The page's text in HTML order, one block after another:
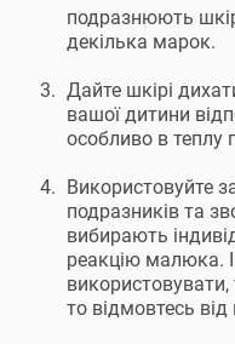
подразнюють
декілька марок.
Дайте шкірі
вашої дитини
особливо в теплу
Використовуйте
подразників та
вибирають
реакцію малюка.
то відмовтесь від